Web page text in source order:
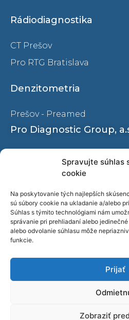
Spravujte súhlas
cookie
Na poskytovanie tých najlepších
sú súbory cookie na ukladanie a/alebo
Súhlas s týmito technológiami nám
správanie pri prehliadaní alebo
alebo odvolanie súhlasu môže
funkcie.
Prijať
Zobraziť
Rádiodiagnostika
CT Prešov
Pro RTG Bratislava
Denzitometria
Prešov - Preamed
Pro Diagnostic Group,
Oznamovanie
Naše pracoviská
O nás
Kariéra
Blog
Video